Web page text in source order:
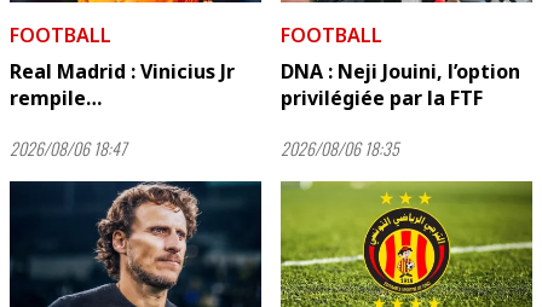
FOOTBALL
Real Madrid : Vinicius Jr
rempile…
2026/08/06 18:47
FOOTBALL
DNA : Neji Jouini, l’option
privilégiée par la FTF
2026/08/06 18:35